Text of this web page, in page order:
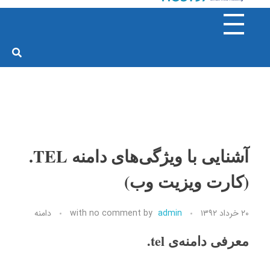
هاست ۹۷ارائه سرویس هاست لینوکس و ثبت دامنه
آشنایی با ویژگی‌های دامنه‌ TEL.
(کارت ویزیت وب)
۲۰ خرداد ۱۳۹۲ by admin
with no comment دامنه
معرفی دامنه‌ی tel.